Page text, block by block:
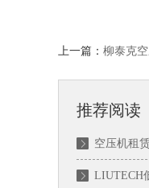
上一篇： 柳泰克
推荐阅读
空压机租
LIUTECH